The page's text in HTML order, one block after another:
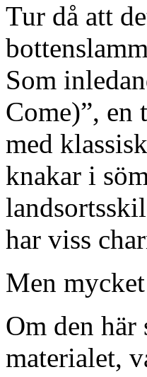
Tur då att
Som
Come)”, en
med
knakar i
har viss
Men
Om den här
materialet,